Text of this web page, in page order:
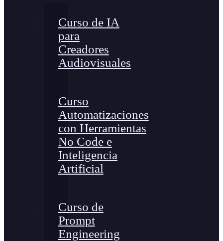
Curso de IA
para
Creadores
Audiovisuales
Curso
Automatizaciones
con Herramientas
No Code e
Inteligencia
Artificial
Curso de
Prompt
Engineering